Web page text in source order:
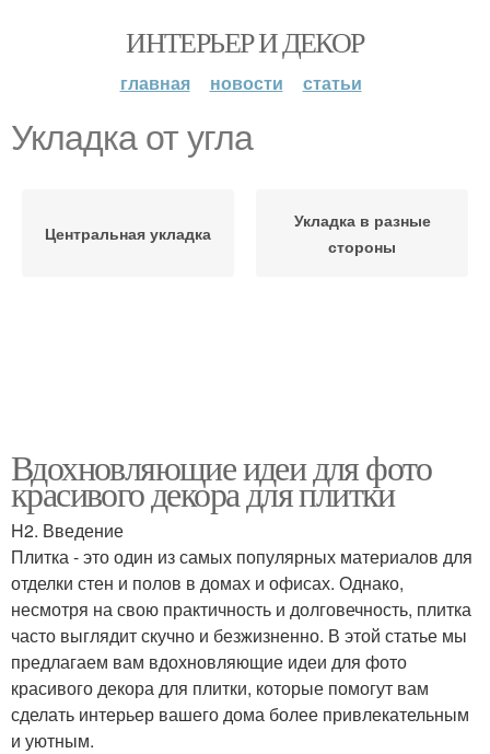
ИНТЕРЬЕР И ДЕКОР
главная новости статьи
Укладка от угла
Центральная укладка
Укладка в разные
стороны
Вдохновляющие идеи для фото
красивого декора для плитки
H2. Введение
Плитка - это один из самых популярных материалов для
отделки стен и полов в домах и офисах. Однако,
несмотря на свою практичность и долговечность, плитка
часто выглядит скучно и безжизненно. В этой статье мы
предлагаем вам вдохновляющие идеи для фото
красивого декора для плитки, которые помогут вам
сделать интерьер вашего дома более привлекательным
и уютным.